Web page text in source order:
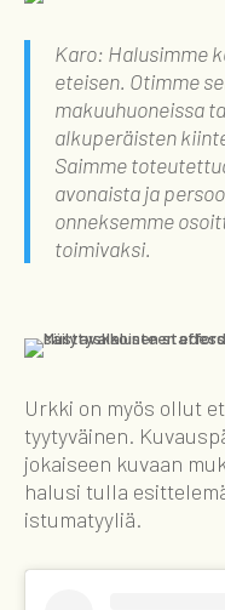
Karo: Halusimme
eteisen. Otimme
makuuhuoneissa
alkuperäisten
Saimme
avonaista ja
onneksemme
toimivaksi.
Urkki on myös ollut
tyytyväinen.
jokaiseen kuvaan
halusi tulla
istumatyyliä.